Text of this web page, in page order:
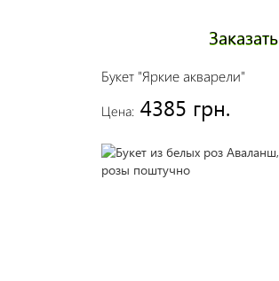
Букет "Яркие акварели"
Цена: 4385 грн.
Заказать